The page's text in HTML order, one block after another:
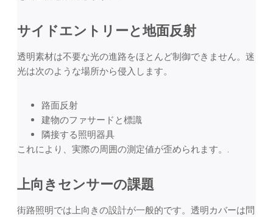
サイドエントリーと地面反射
透明素材は不要な光の進路をほとんど制御できません。迷
光は次のような場所から侵入します。
路面反射
建物のファサードと標識
隣接する照明器具
これにより、実際の周囲の測定値が歪められます。.
上向きセンサーの課題
街路照明では上向きの設計が一般的です。透明カバーは問